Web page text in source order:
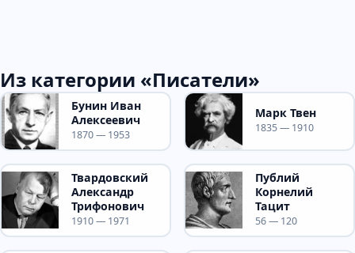
Из категории «Писатели»
Бунин Иван
Алексеевич
1870 — 1953
Марк Твен
1835 — 1910
Твардовский
Александр
Трифонович
1910 — 1971
Публий
Корнелий
Тацит
56 — 120